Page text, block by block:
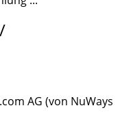
AG (von NuWays